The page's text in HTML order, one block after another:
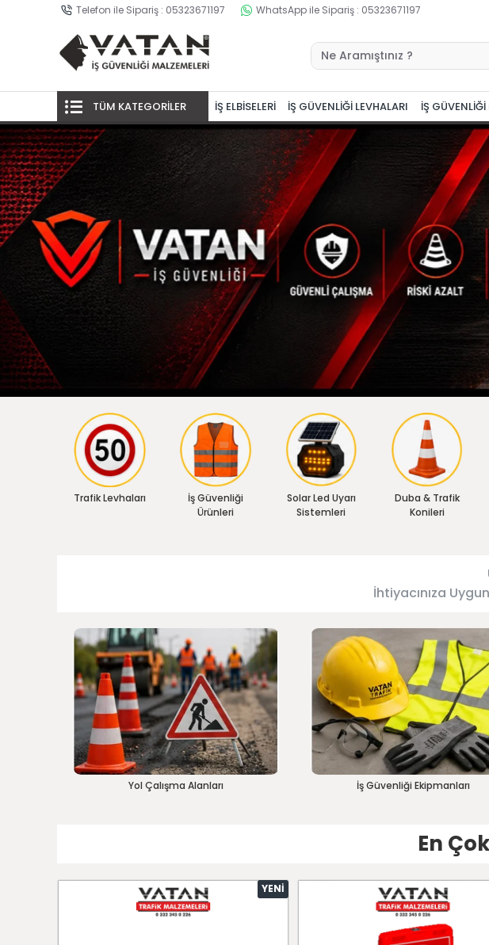
Telefon ile Sipariş : 05323671197 WhatsApp ile Sipariş : 05323671197
TÜM KATEGORİLER İŞ ELBİSELERİ İŞ GÜVENLİĞİ LEVHALARI İŞ
Trafik Levhaları
İş Güvenliği
Ürünleri
Solar Led Uyarı
Sistemleri
Duba & Trafik
Konileri
İhtiyacınıza
Yol Çalışma Alanları İş Güvenliği Ekipmanları
En
YENI